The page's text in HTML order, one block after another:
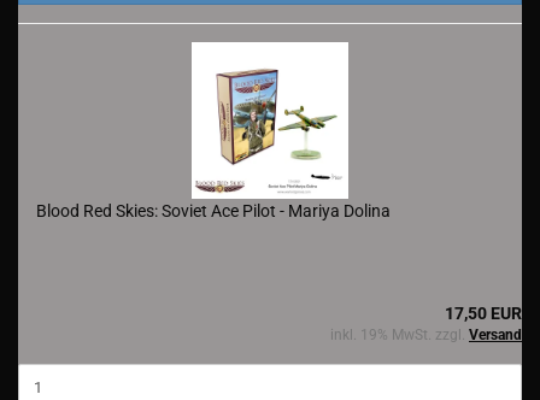
Blood Red Skies: Soviet Ace Pilot - Mariya Dolina
17,50 EUR
inkl. 19% MwSt. zzgl. Versand